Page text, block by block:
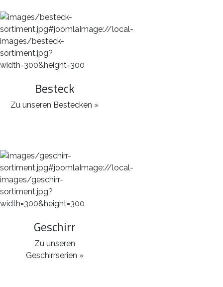
Besteck
Zu unseren Bestecken »
Geschirr
Zu unseren
Geschirrserien »